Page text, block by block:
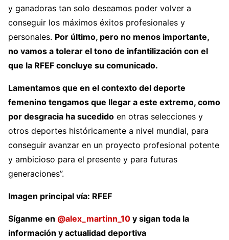
y ganadoras tan solo deseamos poder volver a
conseguir los máximos éxitos profesionales y
personales. Por último, pero no menos importante,
no vamos a tolerar el tono de infantilización con el
que la RFEF concluye su comunicado.
Lamentamos que en el contexto del deporte
femenino tengamos que llegar a este extremo, como
por desgracia ha sucedido en otras selecciones y
otros deportes históricamente a nivel mundial, para
conseguir avanzar en un proyecto profesional potente
y ambicioso para el presente y para futuras
generaciones”.
Imagen principal vía: RFEF
Síganme en @alex_martinn_10 y sigan toda la
información y actualidad deportiva